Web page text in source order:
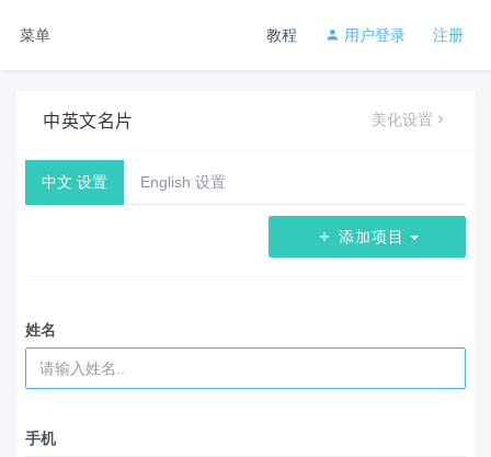
菜单 注册
用户登录
教程
中英文名片 美化设置
中文 设置 English 设置
添加项目
姓名
手机